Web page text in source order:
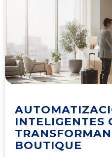
INTELIGENTES
BOUTIQUE